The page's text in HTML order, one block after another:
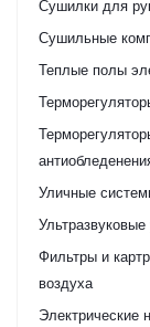
Сушилки для
Сушильные
Теплые полы
Уличные
Фильтры и
воздуха
Электрические